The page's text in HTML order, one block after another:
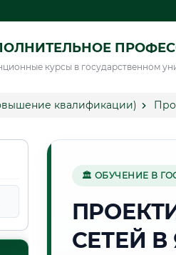
курсы в государственном
квалификации)
🏛 ОБУЧЕНИЕ В
СЕТЕЙ